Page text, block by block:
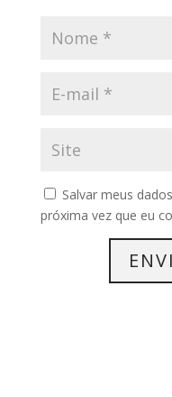
Salvar meus
próxima vez que eu